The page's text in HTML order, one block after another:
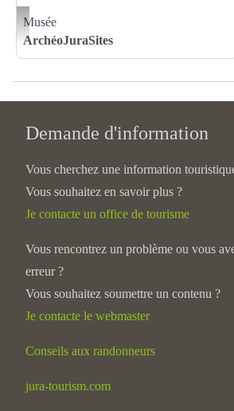
salle d'exposition - ArchéoJuraSites
Musée
ArchéoJuraSites
Demande d'information
Vous cherchez une information
Vous souhaitez en savoir plus ?
Je contacte un office de tourisme
Vous rencontrez un problème ou vous
erreur ?
Vous souhaitez soumettre un contenu ?
Je contacte le webmaster
Conseils aux randonneurs
jura-tourism.com